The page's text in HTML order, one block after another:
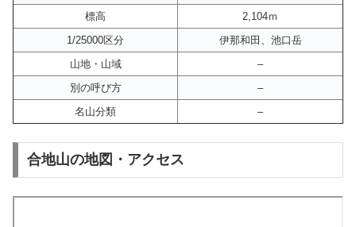
標高
2,104ｍ
1/25000区分
伊那和田、池口岳
山地・山域
–
別の呼び方
–
名山分類
–
合地山の地図・アクセス